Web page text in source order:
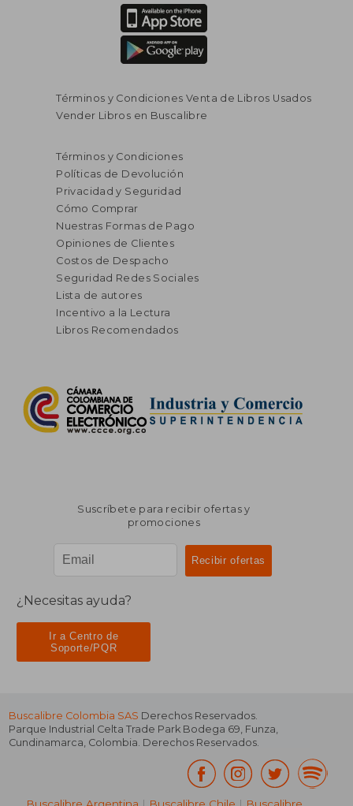
Términos y Condiciones Venta de Libros Usados
Vender Libros en Buscalibre
Términos y Condiciones
Políticas de Devolución
Privacidad y Seguridad
Cómo Comprar
Nuestras Formas de Pago
Opiniones de Clientes
Costos de Despacho
Seguridad Redes Sociales
Lista de autores
Incentivo a la Lectura
Libros Recomendados
Suscríbete para recibir ofertas y
promociones
¿Necesitas ayuda?
Ir a Centro de
Soporte/PQR
Buscalibre Colombia SAS Derechos Reservados.
Parque Industrial Celta Trade Park Bodega 69, Funza,
Cundinamarca, Colombia. Derechos Reservados.